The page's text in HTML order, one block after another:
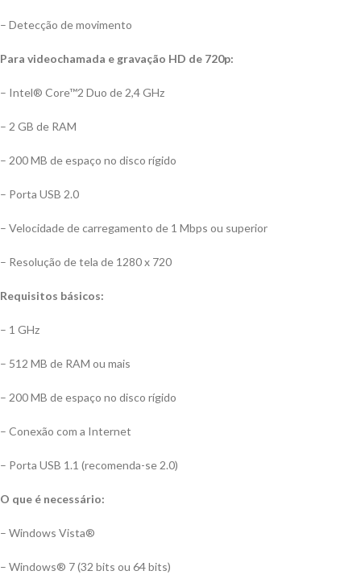
– Detecção de movimento
Para videochamada e gravação HD de 720p:
– Intel® Core™2 Duo de 2,4 GHz
– 2 GB de RAM
– 200 MB de espaço no disco rígido
– Porta USB 2.0
– Velocidade de carregamento de 1 Mbps ou superior
– Resolução de tela de 1280 x 720
Requisitos básicos:
– 1 GHz
– 512 MB de RAM ou mais
– 200 MB de espaço no disco rígido
– Conexão com a Internet
– Porta USB 1.1 (recomenda-se 2.0)
O que é necessário:
– Windows Vista®
– Windows® 7 (32 bits ou 64 bits)